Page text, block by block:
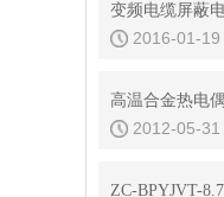
变频电缆屏蔽
2016-01-19
高温合金热电
2012-05-31